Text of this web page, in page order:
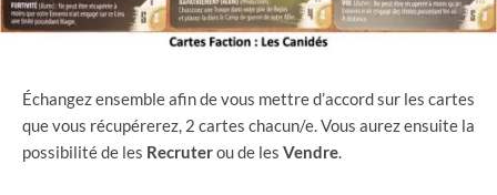
Échangez ensemble afin de vous mettre d’accord sur les cartes
que vous récupérerez, 2 cartes chacun/e. Vous aurez ensuite la
possibilité de les Recruterou de les Vendre.